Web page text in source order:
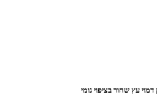
עץ שחור בציפוי גומי